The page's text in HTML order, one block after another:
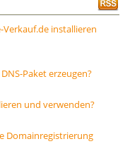
installieren
Paket erzeugen?
und verwenden?
Domainregistrierung